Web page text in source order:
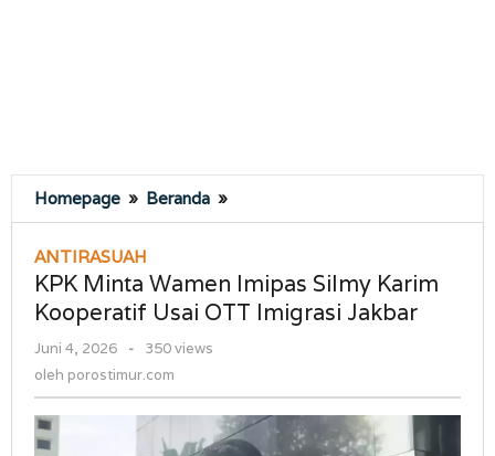
Homepage » Beranda »
Minta
Imipas
Silmy
Karim
OTT
Imigrasi
Jakbar
ANTIRASUAH
KPK Minta Wamen Imipas Silmy Karim
Kooperatif Usai OTT Imigrasi Jakbar
Juni 4, 2026
oleh
-
350 views
oleh porostimur.com